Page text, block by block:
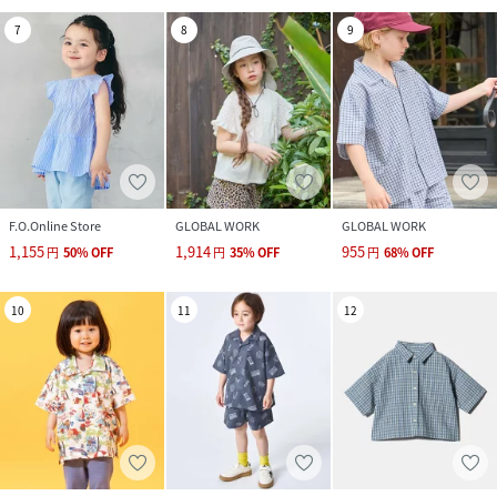
7
F.O.Online Store
1,155円 50%OFF
8
GLOBAL WORK
1,914円 35%OFF
9
GLOBAL WORK
955円 68%OFF
10 11 12